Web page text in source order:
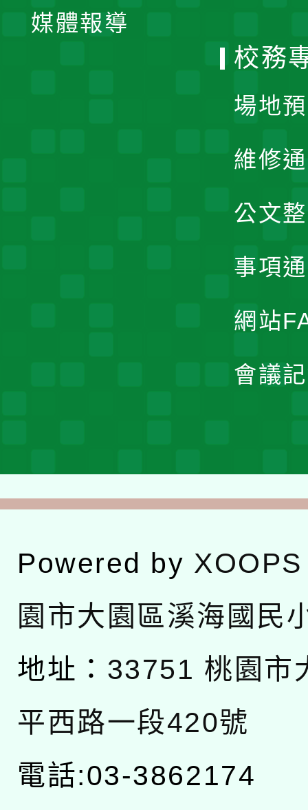
媒體報導
校務
場地
維修
公文
事項
網站
會議
Powered by XOOPS
園市大園區溪海國民
地址： 33751 桃園市
平西路一段420號
電話:03-3862174